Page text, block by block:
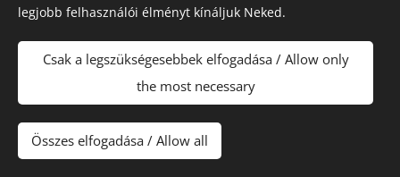
legjobb felhasználói élményt kínáljuk Neked.
Csak a legszükségesebbek elfogadása / Allow only
the most necessary
Összes elfogadása / Allow all